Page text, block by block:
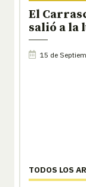
El
salió a la
15 de
TODOS LOS